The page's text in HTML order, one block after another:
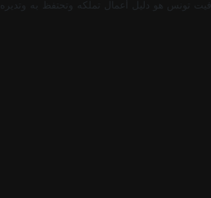
تونس هو دليل أعمال تملكه وتحتفظ به وتديره